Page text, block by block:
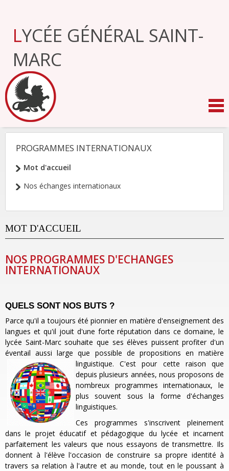
navigation
LYCÉE GÉNÉRAL SAINT-
MARC
NAVIGATION
PROGRAMMES INTERNATIONAUX
Mot d'accueil
Nos échanges internationaux
MOT D'ACCUEIL
NOS PROGRAMMES D'ECHANGES
INTERNATIONAUX
QUELS SONT NOS BUTS ?
Parce qu'il a toujours été pionnier en matière d'enseignement des
langues et qu'il jouit d'une forte réputation dans ce domaine, le
lycée Saint-Marc souhaite que ses élèves puissent profiter d'un
éventail aussi large que possible de propositions en matière
linguistique. C'estpour cette raison que
depuis plusieurs années, nous proposons de
nombreux programmes internationaux, le
plus souvent sous la forme d'échanges
linguistiques.
Ces programmes s'inscrivent pleinement
dans le projet éducatif et pédagogique du lycée et incarnent
parfaitement les valeurs que nous essayons de transmettre. Ils
donnent à l'élève l'occasion de construire sa propre identité à
travers sa relation à l'autre et au monde, tout en le poussant à